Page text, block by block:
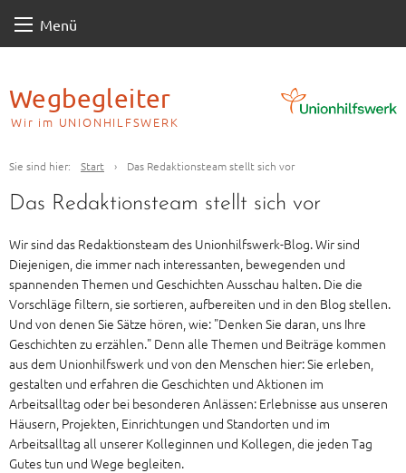
Menü
Wegbegleiter
Wir im UNIONHILFSWERK
Sie sind hier: Start › Das Redaktionsteam stellt sich vor
Das Redaktionsteam stellt sich vor
Wir sind das Redaktionsteam des Unionhilfswerk-Blog. Wir sind
Diejenigen, die immer nach interessanten, bewegenden und
spannenden Themen und Geschichten Ausschau halten. Die die
Vorschläge filtern, sie sortieren, aufbereiten und in den Blog stellen.
Und von denen Sie Sätze hören, wie: "Denken Sie daran, uns Ihre
Geschichten zu erzählen." Denn alle Themen und Beiträge kommen
aus dem Unionhilfswerk und von den Menschen hier: Sie erleben,
gestalten und erfahren die Geschichten und Aktionen im
Arbeitsalltag oder bei besonderen Anlässen: Erlebnisse aus unseren
Häusern, Projekten, Einrichtungen und Standorten und im
Arbeitsalltag all unserer Kolleginnen und Kollegen, die jeden Tag
Gutes tun und Wege begleiten.